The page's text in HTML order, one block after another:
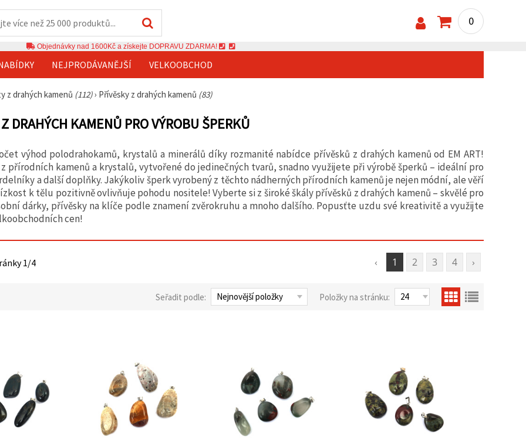
0
Objednávky nad 1600Kč a získejte DOPRAVU ZDARMA!
NEJPRODÁVANĚJŠÍ VELKOOBCHOD
z drahých kamenů (112)› Přívěsky z drahých kamenů (83)
DRAHÝCH KAMENŮ PRO VÝROBU ŠPERKŮ
výhod polodrahokamů, krystalů a minerálů díky rozmanité nabídce přívěsků z drahých kamenů od EM ART!
přírodních kamenů a krystalů, vytvořené do jedinečných tvarů, snadno využijete při výrobě šperků – ideální pro
a další doplňky. Jakýkoliv šperk vyrobený z těchto nádherných přírodních kamenů je nejen módní, ale věří
k tělu pozitivně ovlivňuje pohodu nositele! Vyberte si z široké škály přívěsků z drahých kamenů – skvělé pro
dárky, přívěsky na klíče podle znamení zvěrokruhu a mnoho dalšího. Popusťte uzdu své kreativitě a využijte
cen!
‹ 1 2 3 4 ›
1/4
Seřadit podle: Položky na stránku: